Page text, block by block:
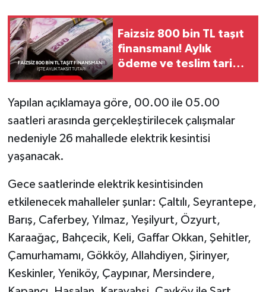
Faizsiz 800 bin TL taşıt
finansmanı! Aylık
ödeme ve teslim tarihi
Yapılan açıklamaya göre, 00.00 ile 05.00
saatleri arasında gerçekleştirilecek çalışmalar
nedeniyle 26 mahallede elektrik kesintisi
yaşanacak.
Gece saatlerinde elektrik kesintisinden
etkilenecek mahalleler şunlar: Çaltılı, Seyrantepe,
Barış, Caferbey, Yılmaz, Yeşilyurt, Özyurt,
Karaağaç, Bahçecik, Keli, Gaffar Okkan, Şehitler,
Çamurhamamı, Gökköy, Allahdiyen, Şirinyer,
Keskinler, Yeniköy, Çaypınar, Mersindere,